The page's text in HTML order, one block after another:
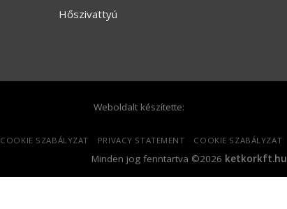
Hőszivattyú
Weboldalt készítette:
COOKIE SZABÁLYZAT PRIVACY STATEMENT COOKIE SZABÁLYZAT
Minden jog fenntartva ©2026 ketkorkft.hu